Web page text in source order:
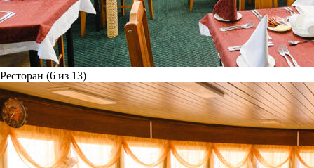
Ресторан (6 из 13)